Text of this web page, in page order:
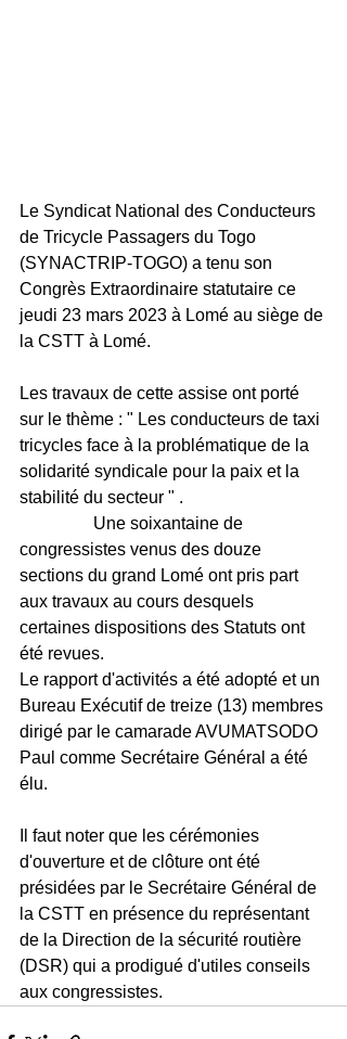
Le Syndicat National des Conducteurs
de Tricycle Passagers du Togo
(SYNACTRIP-TOGO) a tenu son
Congrès Extraordinaire statutaire ce
jeudi 23 mars 2023 à Lomé au siège de
la CSTT à Lomé.
Les travaux de cette assise ont porté
sur le thème : " Les conducteurs de taxi
tricycles face à la problématique de la
solidarité syndicale pour la paix et la
stabilité du secteur " .
                 Une soixantaine de
congressistes venus des douze
sections du grand Lomé ont pris part
aux travaux au cours desquels
certaines dispositions des Statuts ont
été revues.
Le rapport d'activités a été adopté et un
Bureau Exécutif de treize (13) membres
dirigé par le camarade AVUMATSODO
Paul comme Secrétaire Général a été
élu.
Il faut noter que les cérémonies
d'ouverture et de clôture ont été
présidées par le Secrétaire Général de
la CSTT en présence du représentant
de la Direction de la sécurité routière
(DSR) qui a prodigué d'utiles conseils
aux congressistes.